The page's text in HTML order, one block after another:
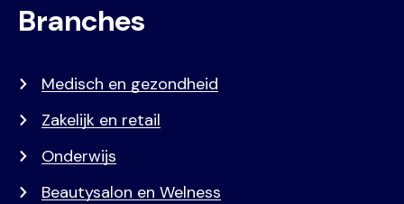
Branches
Medisch en gezondheid
Zakelijk en retail
Onderwijs
Beautysalon en Welness